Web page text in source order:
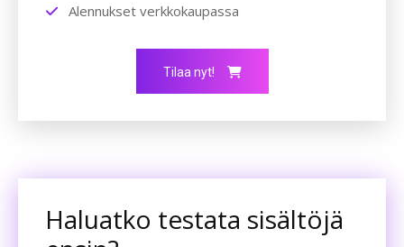
Alennukset verkkokaupassa
Tilaa nyt!
Haluatko testata sisältöjä